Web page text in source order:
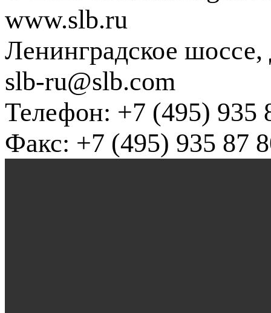
www.slb.ru
Ленинградское
slb-ru@slb.com
Телефон: +7 (495) 935
Факс: +7 (495) 935 87